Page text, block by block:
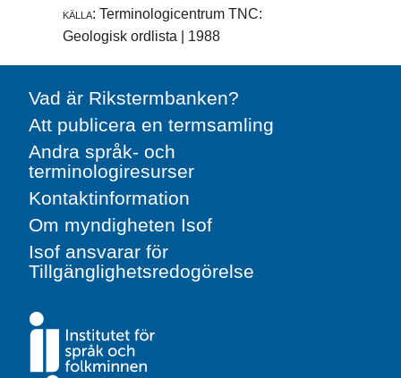
källa: Terminologicentrum TNC:
Geologisk ordlista | 1988
Vad är Rikstermbanken?
Att publicera en termsamling
Andra språk- och
terminologiresurser
Kontaktinformation
Om myndigheten Isof
Isof ansvarar för
Tillgänglighetsredogörelse